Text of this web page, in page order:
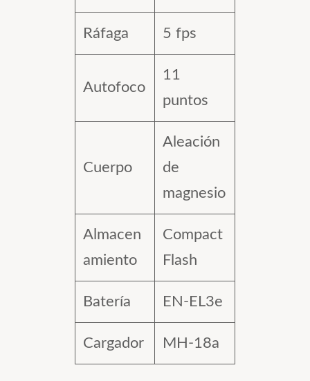
Ráfaga 5 fps
Autofoco
11
puntos
Cuerpo
Aleación
de
magnesio
Almacen
amiento
Compact
Flash
Batería EN-EL3e
Cargador MH-18a